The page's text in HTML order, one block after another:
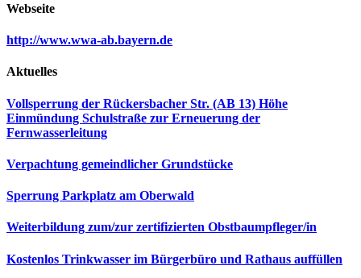
Webseite
http://www.wwa-ab.bayern.de
Aktuelles
Vollsperrung der Rückersbacher Str. (AB 13) Höhe
Einmündung Schulstraße zur Erneuerung der
Fernwasserleitung
Verpachtung gemeindlicher Grundstücke
Sperrung Parkplatz am Oberwald
Weiterbildung zum/zur zertifizierten Obstbaumpfleger/in
Kostenlos Trinkwasser im Bürgerbüro und Rathaus auffüllen